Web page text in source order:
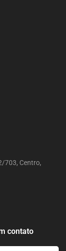
703, Centro,
contato